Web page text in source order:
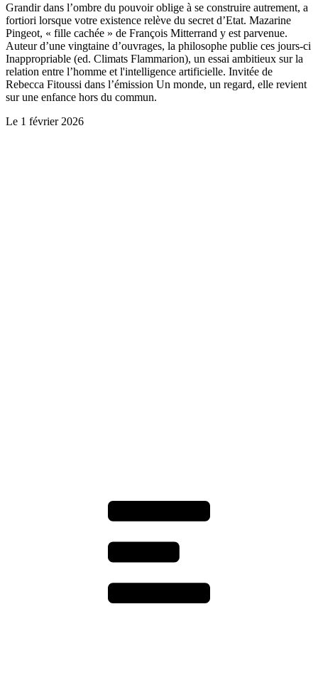
Grandir dans l’ombre du pouvoir oblige à se construire autrement, a
fortiori lorsque votre existence relève du secret d’Etat. Mazarine
Pingeot, « fille cachée » de François Mitterrand y est parvenue.
Auteur d’une vingtaine d’ouvrages, la philosophe publie ces jours-ci
Inappropriable (ed. Climats Flammarion), un essai ambitieux sur la
relation entre l’homme et l'intelligence artificielle. Invitée de
Rebecca Fitoussi dans l’émission Un monde, un regard, elle revient
sur une enfance hors du commun.
Le 1 février 2026